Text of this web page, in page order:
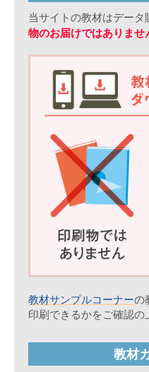
当サイトの教材はデータ
物のお届けではありませ
教材サンプルコーナーの
印刷できるかをご確認の
教材